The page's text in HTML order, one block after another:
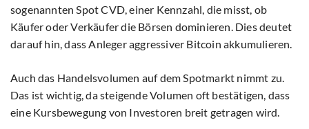
sogenannten Spot CVD, einer Kennzahl, die misst, ob
Käufer oder Verkäufer die Börsen dominieren. Dies deutet
darauf hin, dass Anleger aggressiver Bitcoin akkumulieren.
Auch das Handelsvolumen auf dem Spotmarkt nimmt zu.
Das ist wichtig, da steigende Volumen oft bestätigen, dass
eine Kursbewegung von Investoren breit getragen wird.